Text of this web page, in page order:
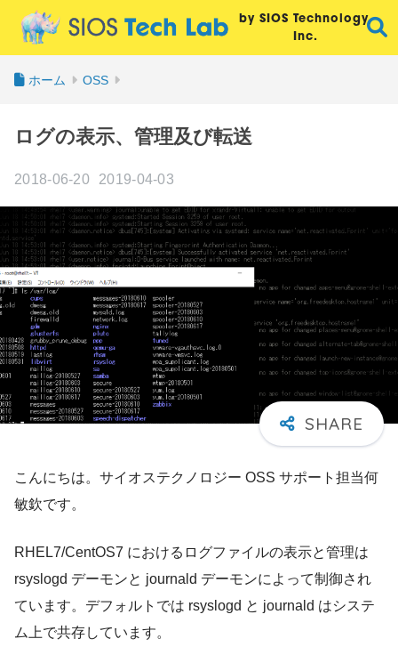
by SIOS Technology,
Inc.
ホーム OSS
ログの表示、管理及び転送
2018-06-20 2019-04-03
こんにちは。サイオステクノロジー OSS サポート担当何
敏欽です。
RHEL7/CentOS7 におけるログファイルの表示と管理は
rsyslogd デーモンと journald デーモンによって制御され
ています。デフォルトでは rsyslogd と journald はシステ
ム上で共存しています。